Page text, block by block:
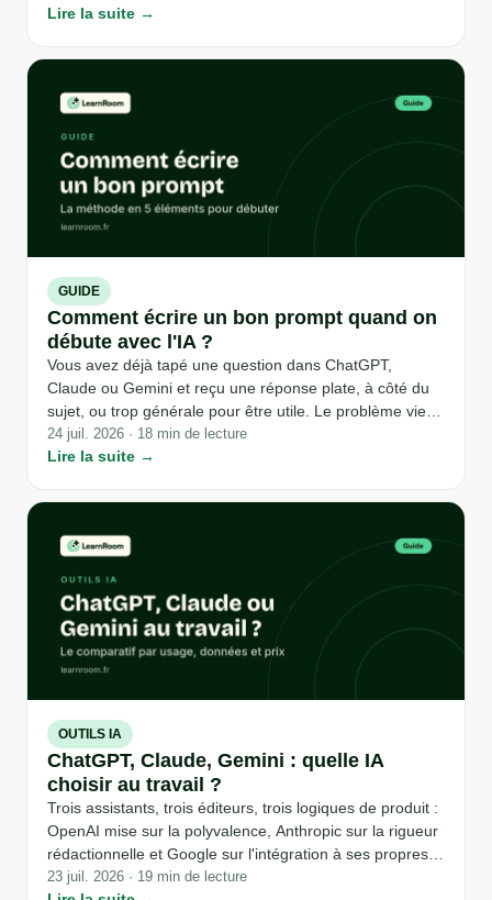
réponse n'est ni un oui franc ni un non catégorique. Elle
utilisez, le type de donnée que vous vous apprêtez à
Lire la suite →
GUIDE
Comment écrire un bon prompt quand on
débute avec l'IA ?
Vous avez déjà tapé une question dans ChatGPT,
Claude ou Gemini et reçu une réponse plate, à côté du
sujet, ou trop générale pour être utile. Le problème vient
rarement du modèle : il vient presque toujours du
prompt, cette instruction en langage naturel qui pilote
24 juil. 2026 · 18 min de lecture
Lire la suite →
OUTILS IA
ChatGPT, Claude, Gemini : quelle IA
choisir au travail ?
Trois assistants, trois éditeurs, trois logiques de produit :
OpenAI mise sur la polyvalence, Anthropic sur la rigueur
rédactionnelle et Google sur l'intégration à ses propres
outils bureautiques. Le bon choix dépend moins de la
23 juil. 2026 · 19 min de lecture